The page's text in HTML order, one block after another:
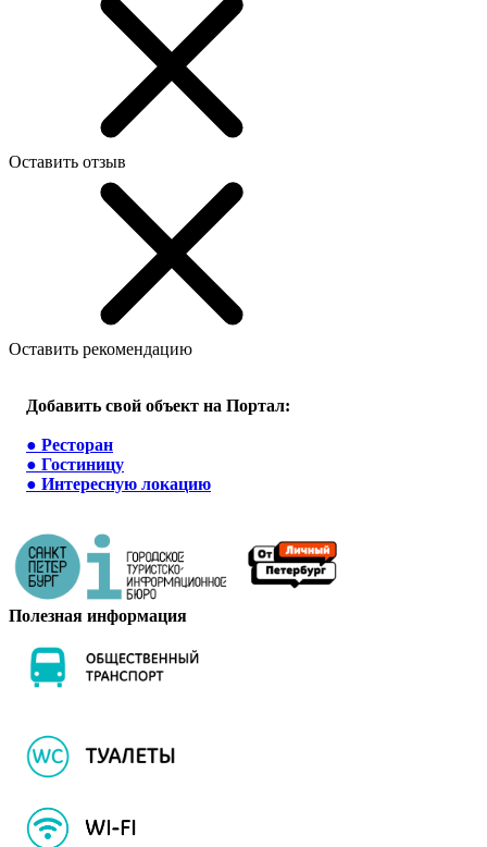
Оставить отзыв
Оставить рекомендацию
Добавить свой объект на Портал:
● Ресторан
● Гостиницу
● Интересную локацию
Полезная информация